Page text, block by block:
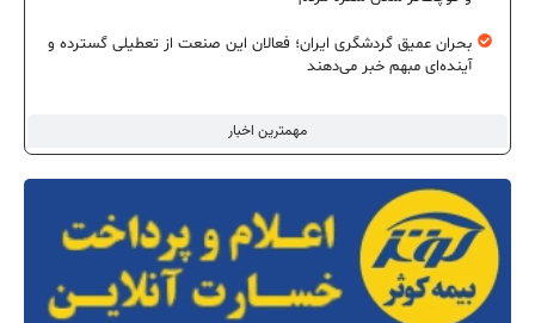
مهمترین اخبار
بحران عمیق گردشگری ایران؛ فعالان این صنعت از تعطیلی گسترده و
آینده‌ای مبهم خبر می‌دهند